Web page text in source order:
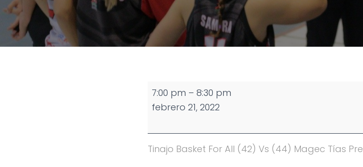
Partido
Cadete
7:00 pm – 8:30 pm
febrero 21, 2022
Tinajo Basket For All (42) Vs (44) Magec Tías Pre